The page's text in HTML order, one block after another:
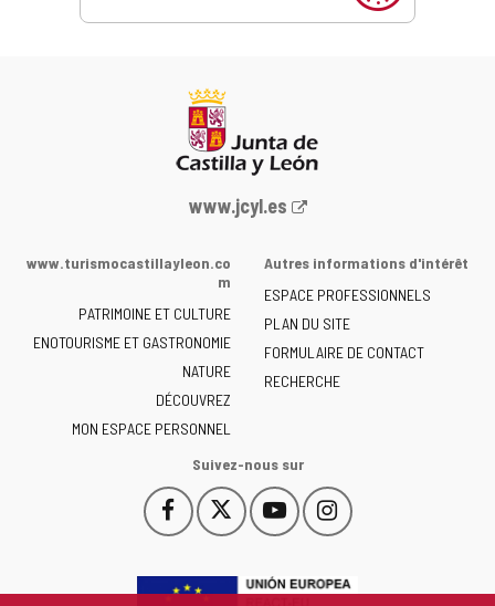
Portail
la
de
Castilla
y
León
-
www.jcyl.es
www.turismocastillayleon.co
m
PATRIMOINE ET CULTURE
ENOTOURISME ET GASTRONOMIE
NATURE
DÉCOUVREZ
MON ESPACE PERSONNEL
Autres informations d'intérêt
ESPACE PROFESSIONNELS
PLAN DU SITE
FORMULAIRE DE CONTACT
RECHERCHE
Suivez-nous sur
Facebook
Este
enlace
abrirá
Este
enlace
abrirá
YouTube
Este
enlace
abrirá
Instagram
Este
enlace
abrirá